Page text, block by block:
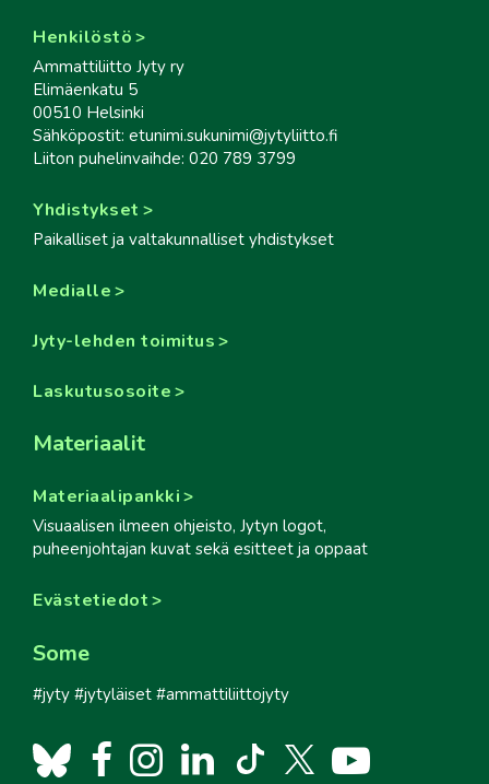
Henkilöstö
Ammattiliitto Jyty ry
Elimäenkatu 5
00510 Helsinki
Sähköpostit: etunimi.sukunimi@jytyliitto.fi
Liiton puhelinvaihde: 020 789 3799
Yhdistykset
Paikalliset ja valtakunnalliset yhdistykset
Medialle
Jyty-lehden toimitus
Laskutusosoite
Materiaalit
Materiaalipankki
Visuaalisen ilmeen ohjeisto, Jytyn logot,
puheenjohtajan kuvat sekä esitteet ja oppaat
Evästetiedot
Some
#jyty #jytyläiset #ammattiliittojyty